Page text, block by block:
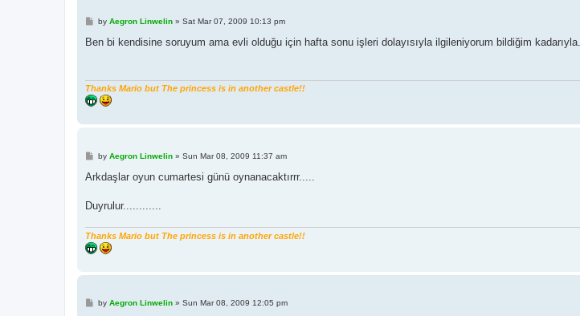
P
s
by Aegron Linwelin» Sat Mar 07, 2009 10:13 pm
Ben bi kendisine soruyum ama evli olduğu için hafta sonu işleri dolayısıyla ilgileniyorum bildiğim
Thanks Mario but The princess is in another castle!!
P
s
by Aegron Linwelin» Sun Mar 08, 2009 11:37 am
Arkdaşlar oyun cumartesi günü oynanacaktırrr.....
Duyrulur............
Thanks Mario but The princess is in another castle!!
Pby Aegron Linwelin» Sun Mar 08, 2009 12:05 pm